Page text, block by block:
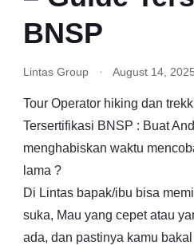
BNSP
Lintas Group August 14, 2025
Tour Operator hiking dan
Tersertifikasi BNSP : Buat
menghabiskan waktu
lama ?
Di Lintas bapak/ibu bisa
suka, Mau yang cepet atau
ada, dan pastinya kamu